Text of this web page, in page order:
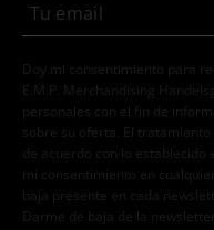
Doy mi consentimiento para
E.M.P. Merchandising
personales con el fin de
sobre su oferta. El
de acuerdo con lo establecido
mi consentimiento en
baja presente en cada
Darme de baja de la newsletter